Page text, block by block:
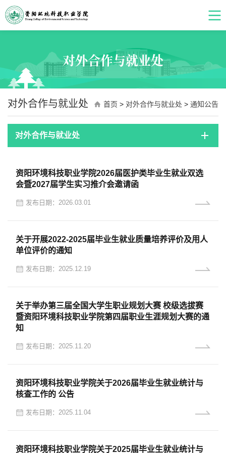
对外合作与就业处
对外合作与就业处 首页 > 对外合作与就业处 > 通知公告
对外合作与就业处
资阳环境科技职业学院2026届医护类毕业生就业双选
会暨2027届学生实习推介会邀请函
发布日期：2026.03.01
关于开展2022-2025届毕业生就业质量培养评价及用人
单位评价的通知
发布日期：2025.12.19
关于举办第三届全国大学生职业规划大赛 校级选拔赛
暨资阳环境科技职业学院第四届职业生涯规划大赛的通
知
发布日期：2025.11.20
资阳环境科技职业学院关于2026届毕业生就业统计与
核查工作的 公告
发布日期：2025.11.04
资阳环境科技职业学院关于2025届毕业生就业统计与